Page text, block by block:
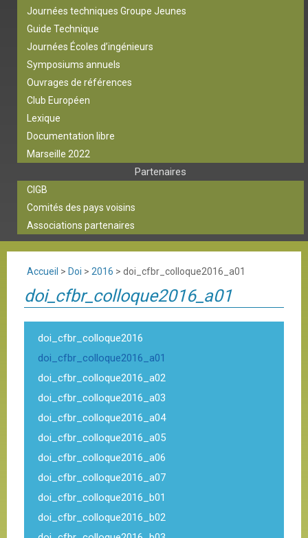
Journées techniques Groupe Jeunes
Guide Technique
Journées Écoles d’ingénieurs
Symposiums annuels
Ouvrages de références
Club Européen
Lexique
Documentation libre
Marseille 2022
Partenaires
CIGB
Comités des pays voisins
Associations partenaires
Accueil > Doi > 2016 > doi_cfbr_colloque2016_a01
doi_cfbr_colloque2016_a01
doi_cfbr_colloque2016
doi_cfbr_colloque2016_a01
doi_cfbr_colloque2016_a02
doi_cfbr_colloque2016_a03
doi_cfbr_colloque2016_a04
doi_cfbr_colloque2016_a05
doi_cfbr_colloque2016_a06
doi_cfbr_colloque2016_a07
doi_cfbr_colloque2016_b01
doi_cfbr_colloque2016_b02